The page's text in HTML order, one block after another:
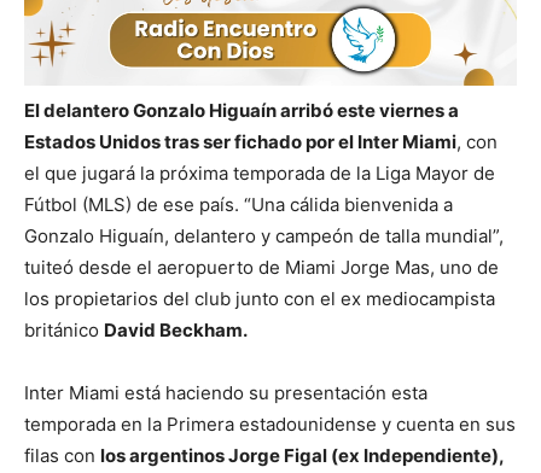
El delantero Gonzalo Higuaín arribó este viernes a
Estados Unidos tras ser fichado por el Inter Miami, con
el que jugará la próxima temporada de la Liga Mayor de
Fútbol (MLS) de ese país. “Una cálida bienvenida a
Gonzalo Higuaín, delantero y campeón de talla mundial”,
tuiteó desde el aeropuerto de Miami Jorge Mas, uno de
los propietarios del club junto con el ex mediocampista
británico David Beckham.
Inter Miami está haciendo su presentación esta
temporada en la Primera estadounidense y cuenta en sus
filas con los argentinos Jorge Figal (ex Independiente),